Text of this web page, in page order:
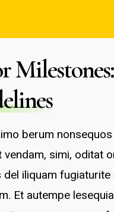
berum
vendam, simi, oditat
del iliquam fugiaturite
Et autempe